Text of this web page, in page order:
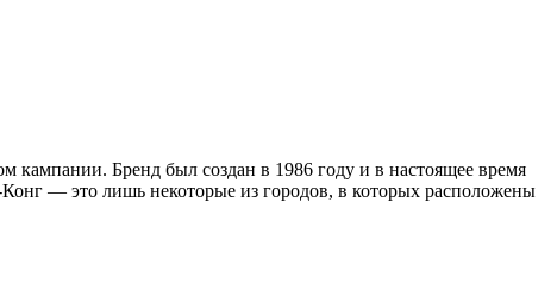
кампании. Бренд был создан в 1986 году и в настоящее время
— это лишь некоторые из городов, в которых расположены